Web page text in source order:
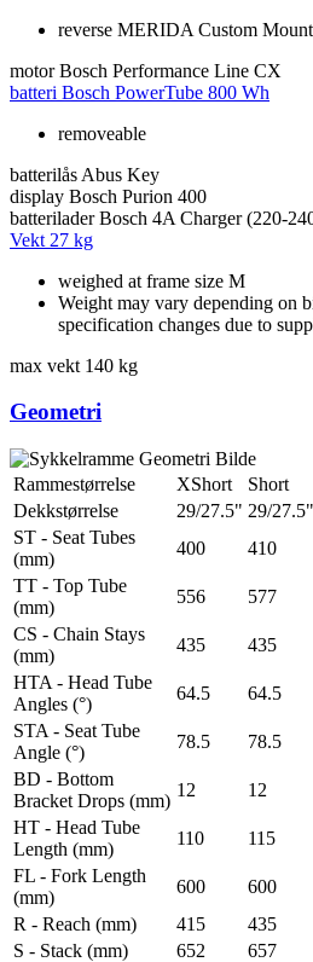
reverse MERIDA Custom Mount
motor Bosch Performance Line CX
batteri Bosch PowerTube 800 Wh
removeable
batterilås Abus Key
display Bosch Purion 400
batterilader Bosch 4A Charger (220-
Vekt 27 kg
weighed at frame size M
Weight may vary depending on
specification changes due to
max vekt 140 kg
Geometri
Rammestørrelse XShort Short
Dekkstørrelse
29/27.5" 29/27.5"
ST - Seat Tubes
(mm)
400 410
TT - Top Tube
(mm)
556 577
CS - Chain Stays
(mm)
435 435
HTA - Head Tube
Angles (°)
64.5 64.5
STA - Seat Tube
Angle (°)
78.5 78.5
BD - Bottom
Bracket Drops (mm)
12 12
HT - Head Tube
Length (mm)
110 115
FL - Fork Length
(mm)
600 600
R - Reach (mm)
415 435
S - Stack (mm)
652 657